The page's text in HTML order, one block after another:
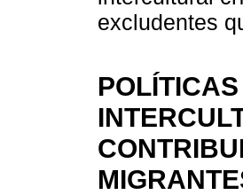
excludentes